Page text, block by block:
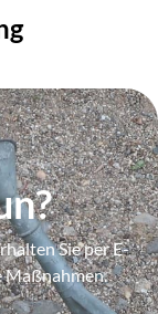
Sie per E-
Maßnahmen.